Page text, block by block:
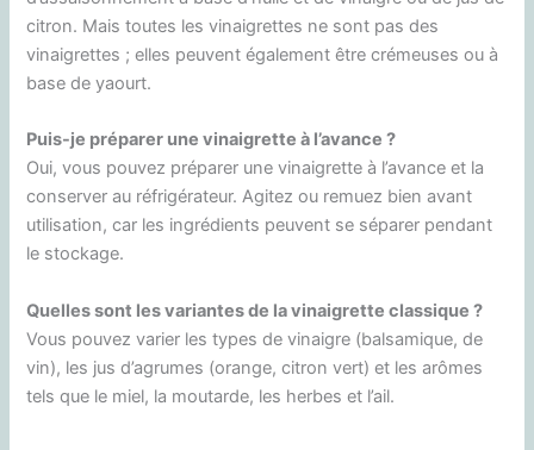
citron. Mais toutes les vinaigrettes ne sont pas des
vinaigrettes ; elles peuvent également être crémeuses ou à
base de yaourt.
Puis-je préparer une vinaigrette à l’avance ?
Oui, vous pouvez préparer une vinaigrette à l’avance et la
conserver au réfrigérateur. Agitez ou remuez bien avant
utilisation, car les ingrédients peuvent se séparer pendant
le stockage.
Quelles sont les variantes de la vinaigrette classique ?
Vous pouvez varier les types de vinaigre (balsamique, de
vin), les jus d’agrumes (orange, citron vert) et les arômes
tels que le miel, la moutarde, les herbes et l’ail.